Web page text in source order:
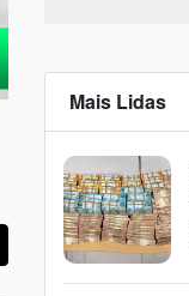
Mais Lidas